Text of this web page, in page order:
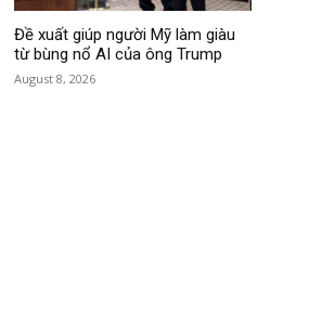
Đề xuất giúp người Mỹ làm giàu
từ bùng nổ AI của ông Trump
August 8, 2026